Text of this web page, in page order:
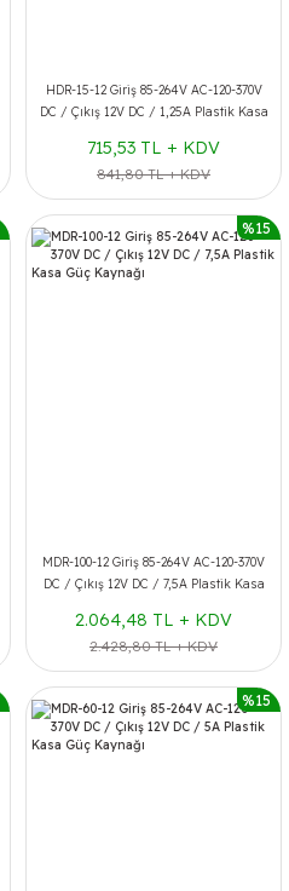
HDR-15-12 Giriş 85-264V AC-120-370V
DC / Çıkış 12V DC / 1,25A Plastik Kasa
715,53 TL + KDV
841,80 TL + KDV
%15
MDR-100-12 Giriş 85-264V AC-120-370V
DC / Çıkış 12V DC / 7,5A Plastik Kasa
2.064,48 TL + KDV
2.428,80 TL + KDV
%15